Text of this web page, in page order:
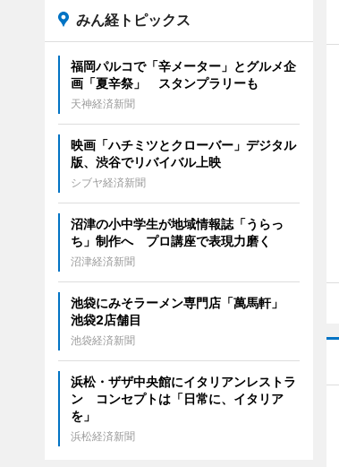
みん経トピックス
福岡パルコで「辛メーター」とグルメ企
画「夏辛祭」 スタンプラリーも
天神経済新聞
映画「ハチミツとクローバー」デジタル
版、渋谷でリバイバル上映
シブヤ経済新聞
沼津の小中学生が地域情報誌「うらっ
ち」制作へ プロ講座で表現力磨く
沼津経済新聞
池袋にみそラーメン専門店「萬馬軒」
池袋2店舗目
池袋経済新聞
浜松・ザザ中央館にイタリアンレストラ
ン コンセプトは「日常に、イタリア
を」
浜松経済新聞